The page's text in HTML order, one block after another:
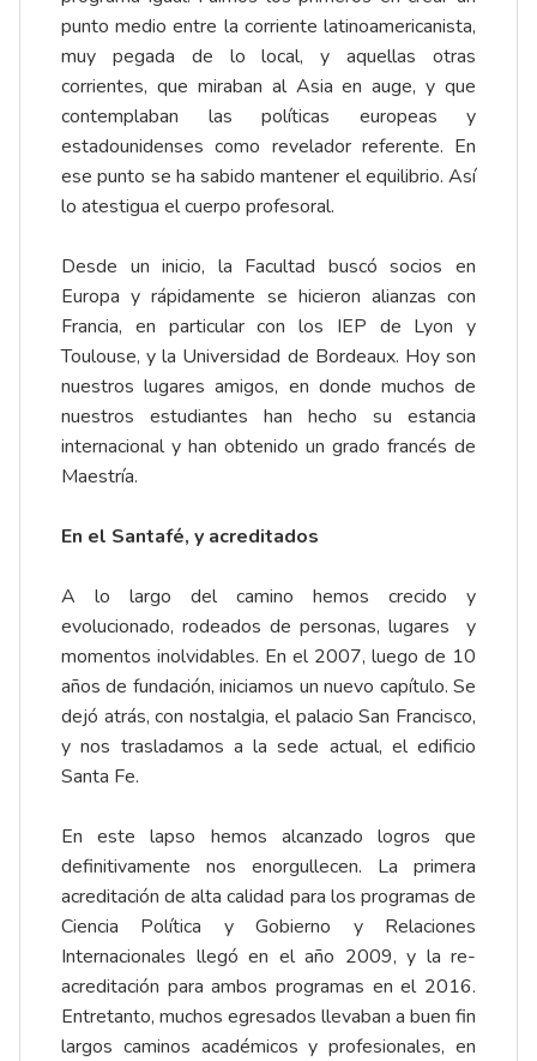
punto medio entre la corriente latinoamericanista,
muy pegada de lo local, y aquellas otras
corrientes, que miraban al Asia en auge, y que
contemplaban las políticas europeas y
estadounidenses como revelador referente. En
ese punto se ha sabido mantener el equilibrio. Así
lo atestigua el cuerpo profesoral.
Desde un inicio, la Facultad buscó socios en
Europa y rápidamente se hicieron alianzas con
Francia, en particular con los IEP de Lyon y
Toulouse, y la Universidad de Bordeaux. Hoy son
nuestros lugares amigos, en donde muchos de
nuestros estudiantes han hecho su estancia
internacional y han obtenido un grado francés de
Maestría.
En el Santafé, y acreditados
A lo largo del camino hemos crecido y
evolucionado, rodeados de personas, lugares y
momentos inolvidables. En el 2007, luego de 10
años de fundación, iniciamos un nuevo capítulo. Se
dejó atrás, con nostalgia, el palacio San Francisco,
y nos trasladamos a la sede actual, el edificio
Santa Fe.
En este lapso hemos alcanzado logros que
definitivamente nos enorgullecen. La primera
acreditación de alta calidad para los programas de
Ciencia Política y Gobierno y Relaciones
Internacionales llegó en el año 2009, y la re-
acreditación para ambos programas en el 2016.
Entretanto, muchos egresados llevaban a buen fin
largos caminos académicos y profesionales, en